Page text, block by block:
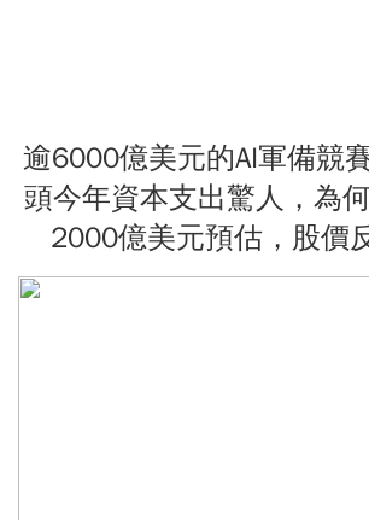
逾6000億美元的AI軍備競
頭今年資本支出驚人，為
2000億美元預估，股價